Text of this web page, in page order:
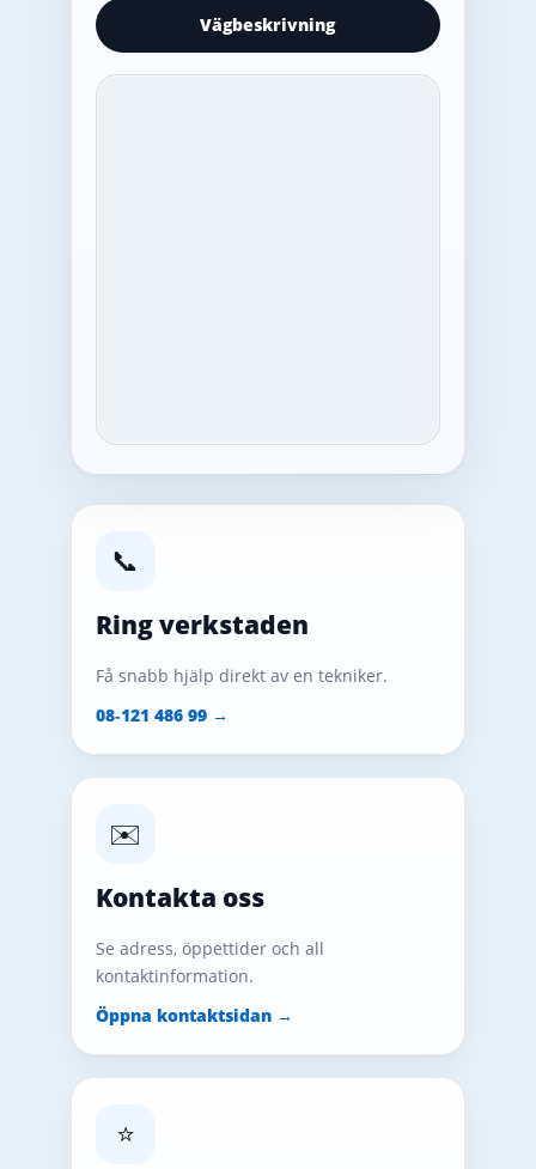
Vägbeskrivning
📞
Ring verkstaden
Få snabb hjälp direkt av en tekniker.
08‑121 486 99 →
✉️
Kontakta oss
Se adress, öppettider och all
kontaktinformation.
Öppna kontaktsidan →
⭐